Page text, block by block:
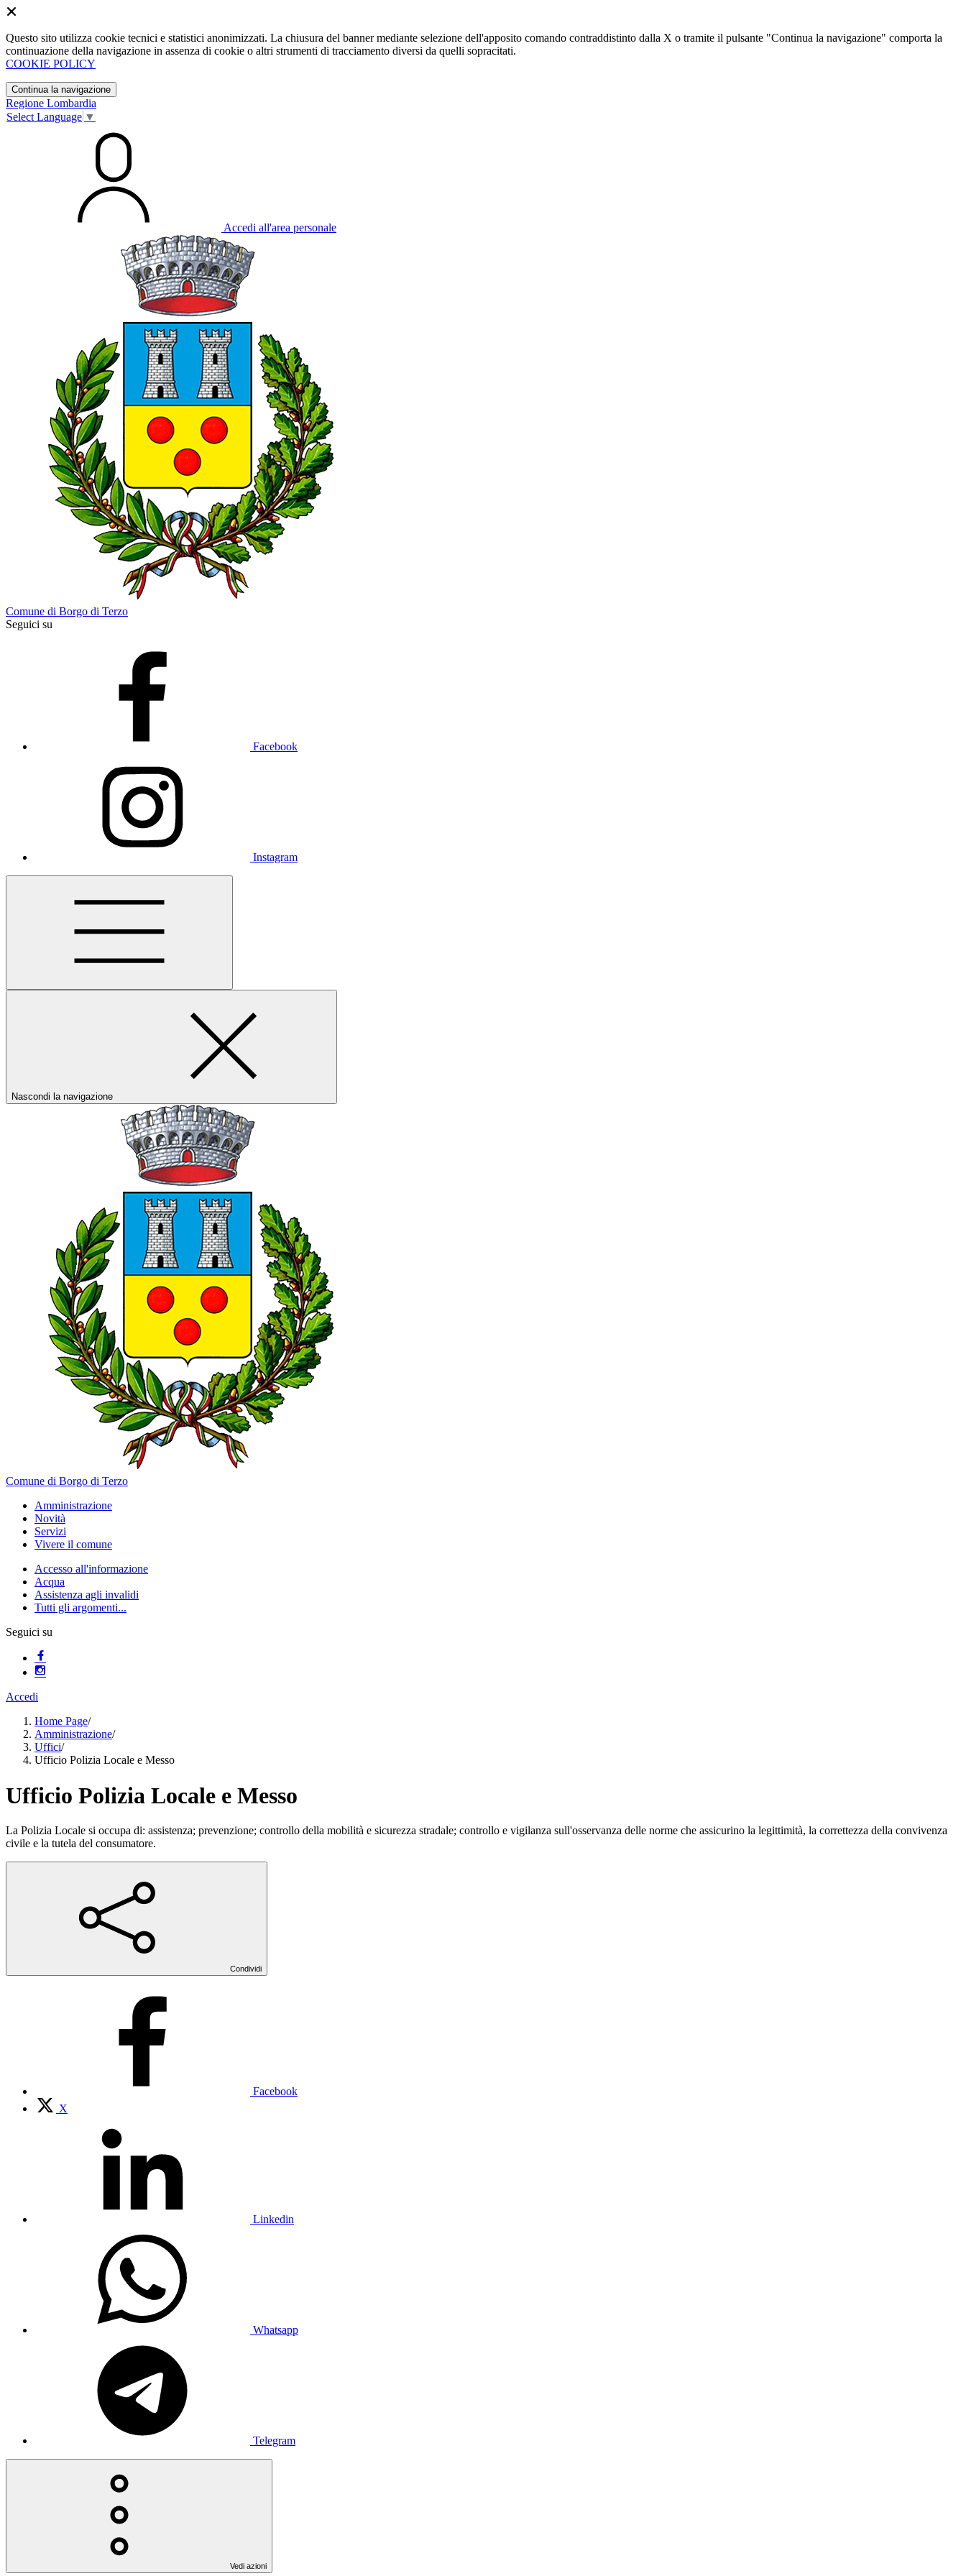
Questo sito utilizza cookie tecnici e statistici anonimizzati. La chiusura del banner mediante selezione dell'apposito comando contraddistinto dalla X o tramite il pulsante "Continua la navigazione" comporta la
continuazione della navigazione in assenza di cookie o altri strumenti di tracciamento diversi da quelli sopracitati.
COOKIE POLICY
Continua la navigazione
Regione Lombardia
Select Language ▼
Accedi all'area personale
Comune di Borgo di Terzo
Seguici su
Facebook
Instagram
Nascondi la navigazione
Comune di Borgo di Terzo
Amministrazione
Novità
Servizi
Vivere il comune
Accesso all'informazione
Acqua
Assistenza agli invalidi
Tutti gli argomenti...
Seguici su
Accedi
Home Page/
Amministrazione/
Uffici/
Ufficio Polizia Locale e Messo
Ufficio Polizia Locale e Messo
La Polizia Locale si occupa di: assistenza; prevenzione; controllo della mobilità e sicurezza stradale; controllo e vigilanza sull'osservanza delle norme che assicurino la legittimità, la correttezza della convivenza
civile e la tutela del consumatore.
Condividi
Facebook
X
Linkedin
Whatsapp
Telegram
Vedi azioni